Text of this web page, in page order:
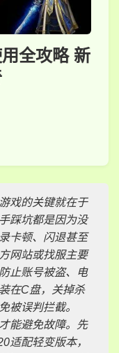
全攻略 新
戏的关键就在于
踩坑都是因为没
卡顿、闪退甚至
网站或找服主要
止账号被盗、电
在C盘，关掉杀
被误判拦截。
能避免故障。先
适配轻变版本，